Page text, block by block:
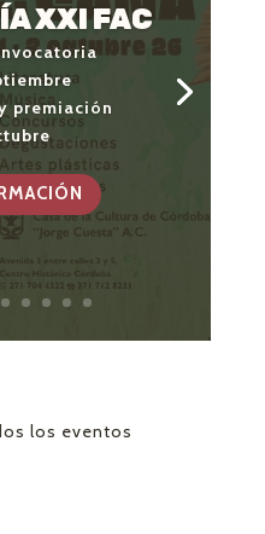
XXI FAC
premiación
2:00 PM
6:30 PM
los eventos